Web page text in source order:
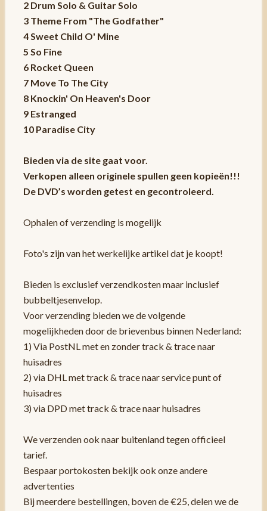
2 Drum Solo & Guitar Solo
3 Theme From "The Godfather"
4 Sweet Child O' Mine
5 So Fine
6 Rocket Queen
7 Move To The City
8 Knockin' On Heaven's Door
9 Estranged
10 Paradise City
Bieden via de site gaat voor.
Verkopen alleen originele spullen geen kopieën!!!
De DVD’s worden getest en gecontroleerd.
Ophalen of verzending is mogelijk
Foto's zijn van het werkelijke artikel dat je koopt!
Bieden is exclusief verzendkosten maar inclusief
bubbeltjesenvelop.
Voor verzending bieden we de volgende
mogelijkheden door de brievenbus binnen Nederland:
1) Via PostNL met en zonder track & trace naar
huisadres
2) via DHL met track & trace naar service punt of
huisadres
3) via DPD met track & trace naar huisadres
We verzenden ook naar buitenland tegen officieel
tarief.
Bespaar portokosten bekijk ook onze andere
advertenties
Bij meerdere bestellingen, boven de €25, delen we de